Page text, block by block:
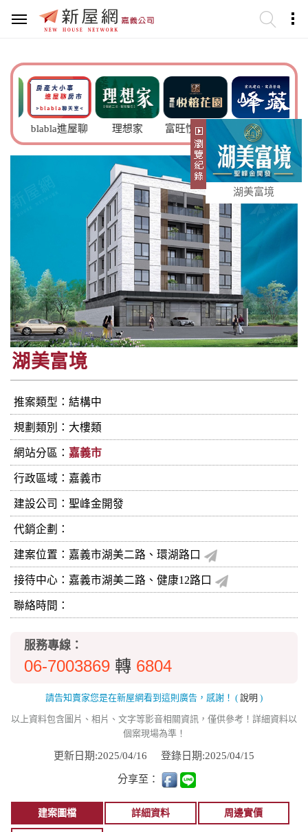
湖美富境
blabla進屋聊 理想家 富旺悅榕花園 峰藏
湖美富境
推案類型：結構中
規劃類別：大樓類
網站分區： 嘉義市
行政區域：嘉義市
建設公司： 聖峰金開發
代銷企劃：
建案位置：嘉義市湖美二路、環湖路口
接待中心：嘉義市湖美二路、健康12路口
聯絡時間：
服務專線：
06-7003869 轉 6804
請告知賣家您是在新屋網看到這則廣告，感謝！ ( 說明 )
以上資料包含圖片、相片、文字等影音相關資訊，僅供參考！詳細資料以
個案現場為準！
更新日期:2025/04/16 登錄日期:2025/04/15
分享至：
建案圖檔 詳細資料 周邊實價